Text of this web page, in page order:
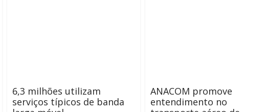
6,3 milhões utilizam
serviços típicos de banda
ANACOM promove
entendimento no